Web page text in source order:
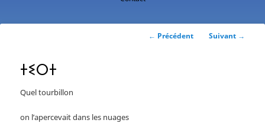
Navigation
← Précédent Suivant →
ⵜⵉⵔⵜ
Quel tourbillon
on l’apercevait dans les nuages